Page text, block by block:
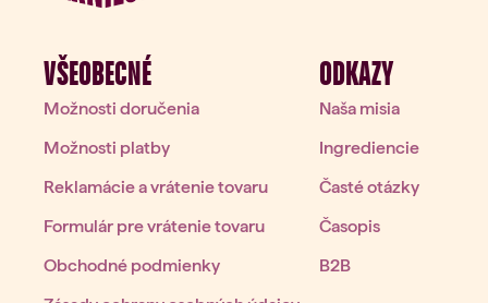
VŠEOBECNÉ
Možnosti doručenia
Možnosti platby
Reklamácie a vrátenie tovaru
Formulár pre vrátenie tovaru
Obchodné podmienky
ODKAZY
Naša misia
Ingrediencie
Časté otázky
Časopis
B2B